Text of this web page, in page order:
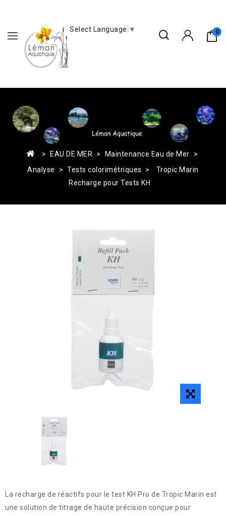
0
Select Language ▼
EAU DE MER
Maintenance Eau de Mer
Analyse
Tests colorimétriques
Tropic Marin
Recharge pour Tests KH
La recharge de réactifs pour le test KH Pro de Tropic Marin est
une solution de titrage de haute précision conçue pour